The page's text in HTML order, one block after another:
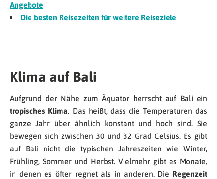
Angebote
Die besten Reisezeiten für weitere Reiseziele
Klima auf Bali
Aufgrund der Nähe zum Äquator herrscht auf Bali ein
tropisches Klima. Das heißt, dass die Temperaturen das
ganze Jahr über ähnlich konstant und hoch sind. Sie
bewegen sich zwischen 30 und 32 Grad Celsius. Es gibt
auf Bali nicht die typischen Jahreszeiten wie Winter,
Frühling, Sommer und Herbst. Vielmehr gibt es Monate,
in denen es öfter regnet als in anderen. Die Regenzeit